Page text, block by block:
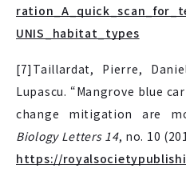
UNIS_habitat_types
[7]Taillardat, Pierre,
Lupascu. “Mangrove blue
change mitigation are
Biology Letters 14, no. 10
https://